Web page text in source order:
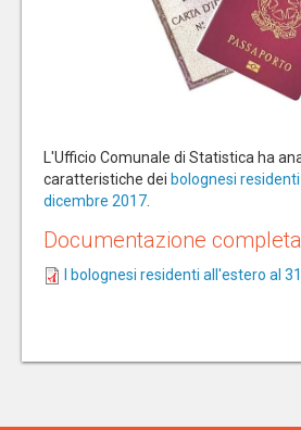
L'Ufficio Comunale di Statistica ha
caratteristiche dei bolognesi
dicembre 2017
Documentazione
I bolognesi residenti all'estero al